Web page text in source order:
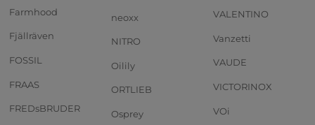
Farmhood
Fjällräven
FOSSIL
FRAAS
FREDsBRUDER
neoxx
NITRO
Oilily
ORTLIEB
Osprey
VALENTINO
Vanzetti
VAUDE
VICTORINOX
VOi